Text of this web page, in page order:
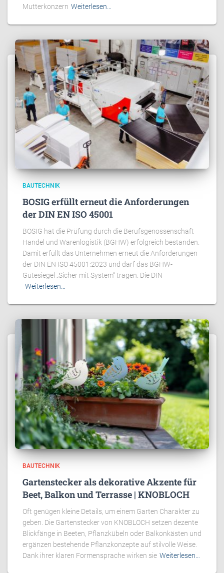
Mutterkonzern Weiterlesen…
BAUTECHNIK
BOSIG erfüllt erneut die Anforderungen
der DIN EN ISO 45001
BOSIG hat die Prüfung durch die Berufsgenossenschaft
Handel und Warenlogistik (BGHW) erfolgreich bestanden.
Damit erfüllt das Unternehmen erneut die Anforderungen
der DIN EN ISO 45001:2023 und darf das BGHW-
Gütesiegel „Sicher mit System“ tragen. Die DIN
Weiterlesen…
BAUTECHNIK
Gartenstecker als dekorative Akzente für
Beet, Balkon und Terrasse | KNOBLOCH
Oft genügen kleine Details, um einem Garten Charakter zu
geben. Die Gartenstecker von KNOBLOCH setzen dezente
Blickfänge in Beeten, Pflanzkübeln oder Balkonkästen und
ergänzen bestehende Pflanzkonzepte auf stilvolle Weise.
Dank ihrer klaren Formensprache wirken sie Weiterlesen…